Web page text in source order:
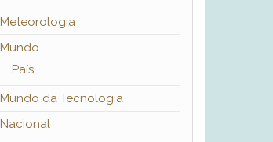
Meteorologia
Mundo
País
Mundo da Tecnologia
Nacional